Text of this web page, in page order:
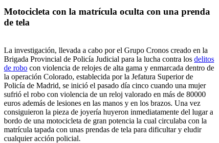
Motocicleta con la matrícula oculta con una prenda
de tela
La investigación, llevada a cabo por el Grupo Cronos creado en la
Brigada Provincial de Policía Judicial para la lucha contra los delitos
de robo con violencia de relojes de alta gama y enmarcada dentro de
la operación Colorado, establecida por la Jefatura Superior de
Policía de Madrid, se inició el pasado día cinco cuando una mujer
sufrió el robo con violencia de un reloj valorado en más de 80000
euros además de lesiones en las manos y en los brazos. Una vez
consiguieron la pieza de joyería huyeron inmediatamente del lugar a
bordo de una motocicleta de gran potencia la cual circulaba con la
matrícula tapada con unas prendas de tela para dificultar y eludir
cualquier acción policial.